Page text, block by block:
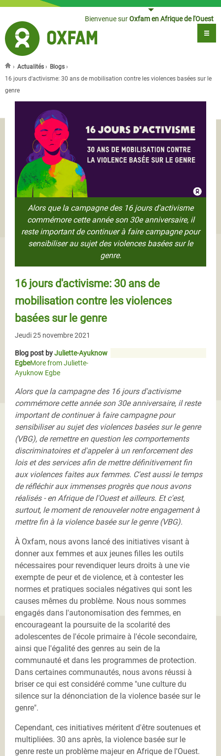
Bienvenue surOxfam en Afrique de l'Ouest
Vous êtes ici
› Actualités › Blogs ›
16 jours d'activisme: 30 ans de mobilisation contre les violences basées sur le
genre
Alors que la campagne des 16 jours d'activisme
commémore cette année son 30e anniversaire, il
reste important de continuer à faire campagne pour
sensibiliser au sujet des violences basées sur le
genre.
16 jours d'activisme: 30 ans de
mobilisation contre les violences
basées sur le genre
Jeudi 25 novembre 2021
Blog post byJuliette-Ayuknow
EgbeMore from Juliette-
Ayuknow Egbe
Alors que la campagne des 16 jours d'activisme
commémore cette année son 30e anniversaire, il reste
important de continuer à faire campagne pour
sensibiliser au sujet des violences basées sur le genre
(VBG), de remettre en question les comportements
discriminatoires et d'appeler à un renforcement des
lois et des services afin de mettre définitivement fin
aux violences faites aux femmes. C'est aussi le temps
de réfléchir aux immenses progrès que nous avons
réalisés - en Afrique de l'Ouest et ailleurs. Et c'est,
surtout, le moment de renouveler notre engagement à
mettre fin à la violence basée sur le genre (VBG).
À Oxfam, nous avons lancé des initiatives visant à
donner aux femmes et aux jeunes filles les outils
nécessaires pour revendiquer leurs droits à une vie
exempte de peur et de violence, et à contester les
normes et pratiques sociales négatives qui sont les
causes mêmes du problème. Nous nous sommes
engagés dans l'autonomisation des femmes, en
encourageant la poursuite de la scolarité des
adolescentes de l'école primaire à l'école secondaire,
ainsi que l'égalité des genres au sein de la
communauté et dans les programmes de protection.
Dans certaines communautés, nous avons réussi à
briser ce qui est considéré comme "une culture du
silence sur la dénonciation de la violence basée sur le
genre".
Cependant, ces initiatives méritent d'être soutenues et
multipliées. 30 ans après, la violence basée sur le
genre reste un problème majeur en Afrique de l'Ouest.